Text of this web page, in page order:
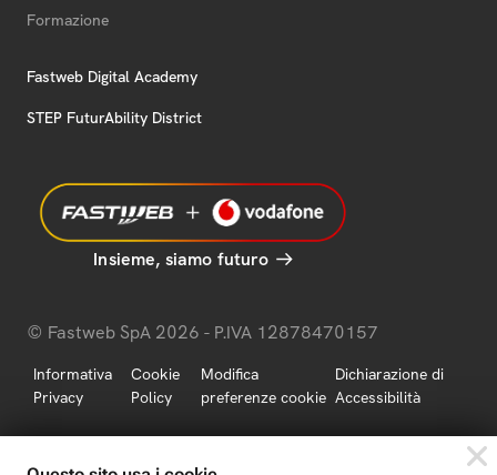
Formazione
Fastweb Digital Academy
STEP FuturAbility District
Insieme, siamo futuro
© Fastweb SpA 2026 - P.IVA 12878470157
Informativa
Privacy
Cookie
Policy
Modifica
preferenze cookie
Dichiarazione di
Accessibilità